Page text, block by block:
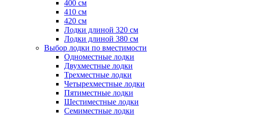
400 см
410 см
420 см
Лодки длиной 320 см
Лодки длиной 380 см
Выбор лодки по вместимости
Одноместные лодки
Двухместные лодки
Трехместные лодки
Четырехместные лодки
Пятиместные лодки
Шестиместные лодки
Семиместные лодки